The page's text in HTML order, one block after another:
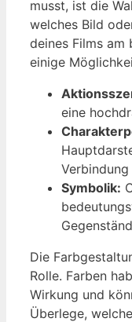
musst, ist die
welches Bild
deines Films am
einige
eine
Symbolik:
Die
Rolle. Farben
Wirkung und
Überlege,